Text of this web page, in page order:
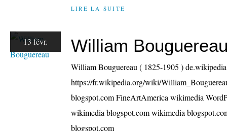
LIRE LA SUITE
13 févr. William
William Bouguereau ( 1825-1905 )
https://fr.wikipedia.org/wiki/
blogspot.com FineArtAmerica wikimedia
wikimedia blogspot.com wikimedia
blogspot.com